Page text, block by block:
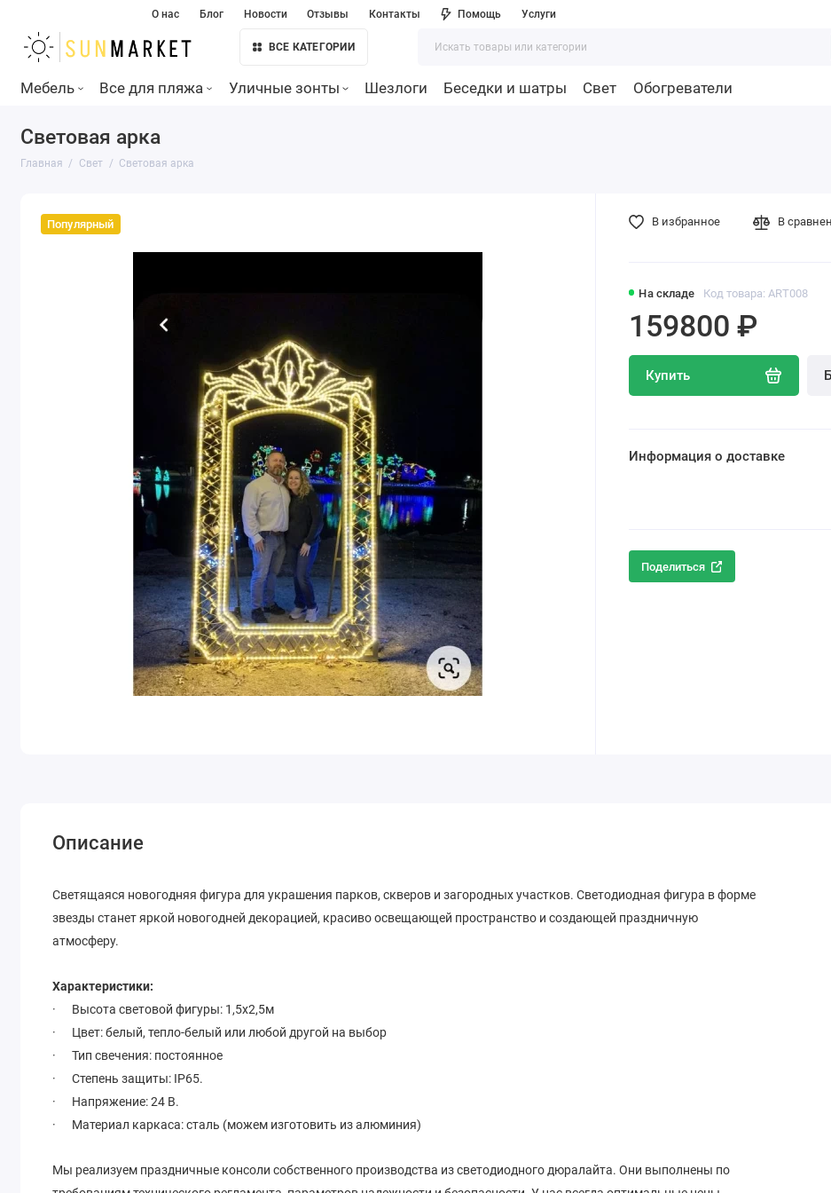
О нас Блог Новости Отзывы Контакты Помощь Услуги
ВСЕ КАТЕГОРИИ
Мебель Все для пляжа Уличные зонты Шезлоги Беседки и шатры Свет Обогреватели
Световая арка
Главная Свет Световая арка
Популярный
На складе Код товара: ART008
159800 ₽
Купить
В избранное В
Информация о доставке
Поделиться
Описание
Светящаяся новогодняя фигура для украшения парков, скверов и загородных участков. Светодиодная фигура в форме
звезды станет яркой новогодней декорацией, красиво освещающей пространство и создающей праздничную
атмосферу.
Характеристики:
· Высота световой фигуры: 1,5х2,5м
· Цвет: белый, тепло-белый или любой другой на выбор
· Тип свечения: постоянное
· Степень защиты: IP65.
· Напряжение: 24 В.
· Материал каркаса: сталь (можем изготовить из алюминия)
Мы реализуем праздничные консоли собственного производства из светодиодного дюралайта. Они выполнены по